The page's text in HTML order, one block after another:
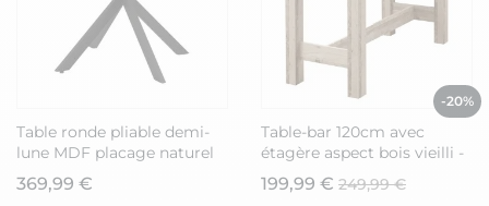
Table ronde pliable demi-
lune MDF placage naturel
pieds croisés métal noir -
VIANA
369,99 €
-20%
Table-bar 120cm avec
étagère aspect bois vieilli -
KOLYA
199,99 € 249,99 €